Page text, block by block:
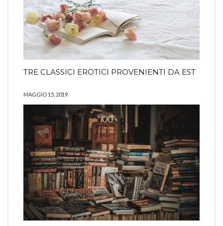
TRE CLASSICI EROTICI PROVENIENTI DA EST
MAGGIO 15, 2019